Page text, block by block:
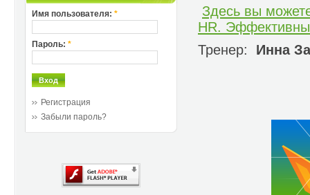
Здесь вы
HR.
Тренер:
Инна
Имя пользователя: *
Пароль: *
Регистрация
Забыли пароль?